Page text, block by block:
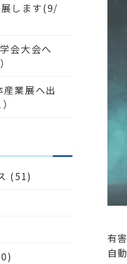
します(9/
会大会へ
業展へ出
(51)
有
自